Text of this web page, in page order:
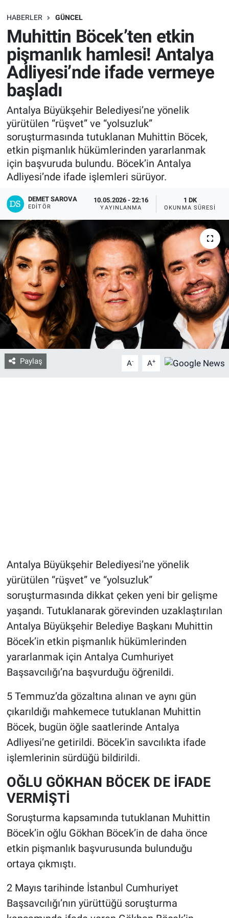
HABERLER GÜNCEL
Muhittin Böcek’ten etkin
pişmanlık hamlesi! Antalya
Adliyesi’nde ifade vermeye
başladı
Antalya Büyükşehir Belediyesi’ne yönelik
yürütülen “rüşvet” ve “yolsuzluk”
soruşturmasında tutuklanan Muhittin Böcek,
etkin pişmanlık hükümlerinden yararlanmak
için başvuruda bulundu. Böcek’in Antalya
Adliyesi’nde ifade işlemleri sürüyor.
DEMET SAROVA
EDITÖR
10.05.2026 - 22:16
YAYINLANMA
1 DK
OKUNMA SÜRESI
Paylaş A- A+
Antalya Büyükşehir Belediyesi’ne yönelik
yürütülen “rüşvet” ve “yolsuzluk”
soruşturmasında dikkat çeken yeni bir gelişme
yaşandı. Tutuklanarak görevinden uzaklaştırılan
Antalya Büyükşehir Belediye Başkanı Muhittin
Böcek’in etkin pişmanlık hükümlerinden
yararlanmak için Antalya Cumhuriyet
Başsavcılığı’na başvurduğu öğrenildi.
5 Temmuz’da gözaltına alınan ve aynı gün
çıkarıldığı mahkemece tutuklanan Muhittin
Böcek, bugün öğle saatlerinde Antalya
Adliyesi’ne getirildi. Böcek’in savcılıkta ifade
işlemlerinin sürdüğü bildirildi.
OĞLU GÖKHAN BÖCEK DE İFADE
VERMİŞTİ
Soruşturma kapsamında tutuklanan Muhittin
Böcek’in oğlu Gökhan Böcek’in de daha önce
etkin pişmanlık başvurusunda bulunduğu
ortaya çıkmıştı.
2 Mayıs tarihinde İstanbul Cumhuriyet
Başsavcılığı’nın yürüttüğü soruşturma
SAĞLIK
EKONOMİ
EĞİTİM
ÖZEL HABER
Keşfet
ASTROLOJİ
MANŞET
RESMİ İLANLAR
İLAN
Bize ulaşın
İletişim/Künye
Yaşam
Gözden Kaçmasın
İletişim (Künye)